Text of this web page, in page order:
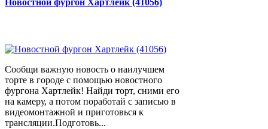
Сообщи важную новость о наилучшем
торте в городе с помощью новостного
фургона Хартлейк! Найди торт, сними его
на камеру, а потом поработай с записью в
видеомонтажной и приготовься к
трансляции.Подготовь...